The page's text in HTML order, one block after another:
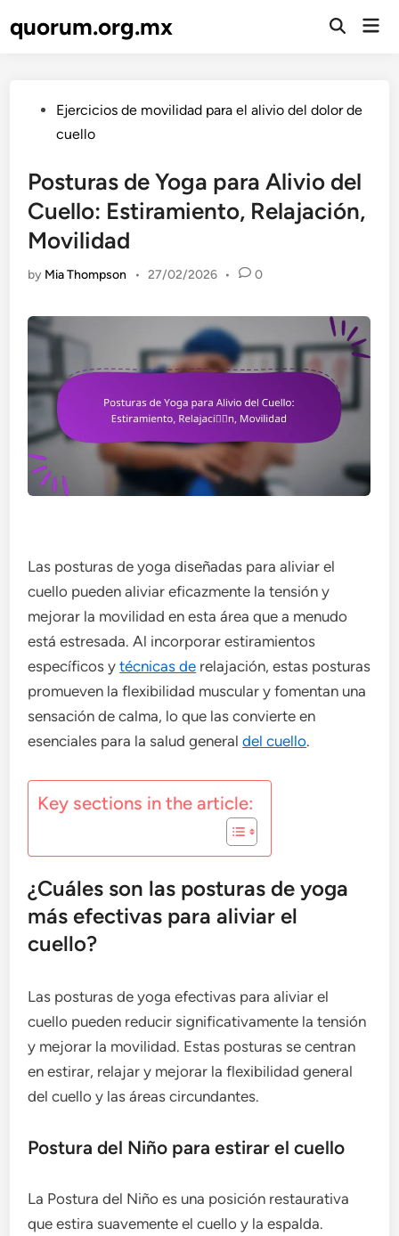
toquorum.org.mx
Open
PostedEjercicios de movilidad para el alivio del dolor de
cuello
Posturas de Yoga para Alivio del
Cuello: Estiramiento, Relajación,
Movilidad
by Mia Thompson • 27/02/2026 • 0
Las posturas de yoga diseñadas para aliviar el
cuello pueden aliviar eficazmente la tensión y
mejorar la movilidad en esta área que a menudo
está estresada. Al incorporar estiramientos
específicos ytécnicas de relajación, estas posturas
promueven la flexibilidad muscular y fomentan una
sensación de calma, lo que las convierte en
esenciales para la salud generaldel cuello.
Key sections in the article:
¿Cuáles son las posturas de yoga
más efectivas para aliviar el
cuello?
Las posturas de yoga efectivas para aliviar el
cuello pueden reducir significativamente la tensión
y mejorar la movilidad. Estas posturas se centran
en estirar, relajar y mejorar la flexibilidad general
del cuello y las áreas circundantes.
Postura del Niño para estirar el cuello
La Postura del Niño es una posición restaurativa
que estira suavemente el cuello y la espalda.